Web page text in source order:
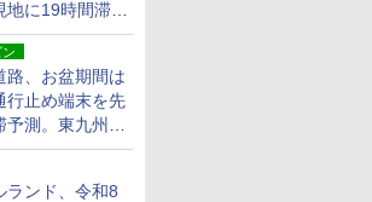
に19時間滞在
路、お盆期間は
行止め端末を先
測。東九州道
金調整を実施
ランド、令和8